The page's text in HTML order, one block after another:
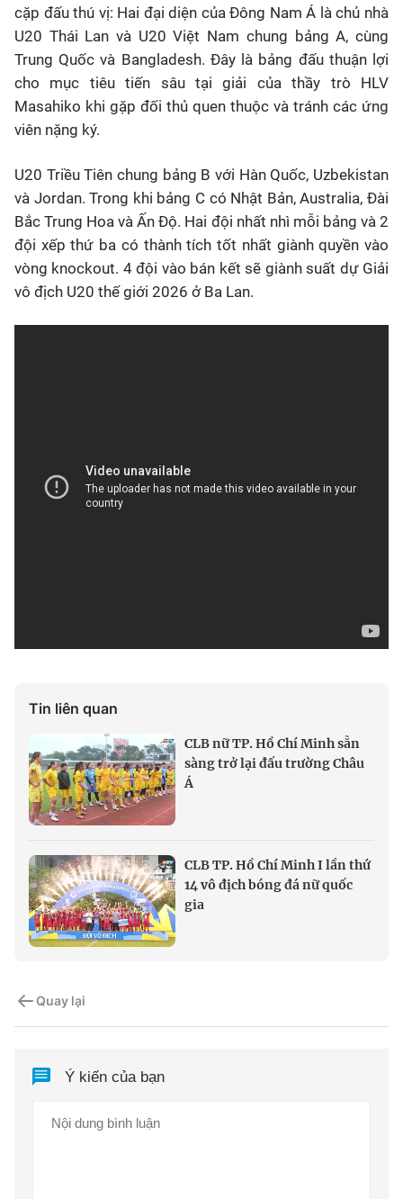
cặp đấu thú vị: Hai đại diện của Đông Nam Á là chủ nhà
U20 Thái Lan và U20 Việt Nam chung bảng A, cùng
Trung Quốc và Bangladesh. Đây là bảng đấu thuận lợi
cho mục tiêu tiến sâu tại giải của thầy trò HLV
Masahiko khi gặp đối thủ quen thuộc và tránh các ứng
viên nặng ký.
U20 Triều Tiên chung bảng B với Hàn Quốc, Uzbekistan
và Jordan. Trong khi bảng C có Nhật Bản, Australia, Đài
Bắc Trung Hoa và Ấn Độ. Hai đội nhất nhì mỗi bảng và 2
đội xếp thứ ba có thành tích tốt nhất giành quyền vào
vòng knockout. 4 đội vào bán kết sẽ giành suất dự Giải
vô địch U20 thế giới 2026 ở Ba Lan.
Tin liên quan
CLB nữ TP. Hồ Chí Minh sẵn
sàng trở lại đấu trường Châu
Á
CLB TP. Hồ Chí Minh I lần thứ
14 vô địch bóng đá nữ quốc
gia
Quay lại
Ý kiến của bạn